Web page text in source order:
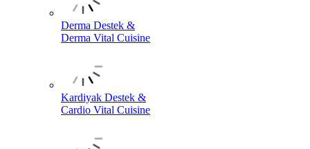
Derma Destek &
Derma Vital Cuisine
Kardiyak Destek &
Cardio Vital Cuisine